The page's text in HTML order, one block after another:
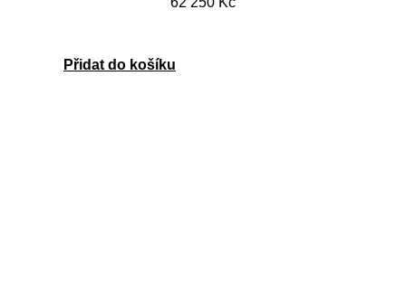
Přidat do košíku